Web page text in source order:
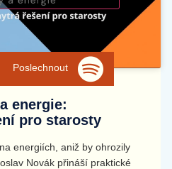
Poslechnout
energie:
pro starosty
energiích, aniž by ohrozily
Novák přináší praktické